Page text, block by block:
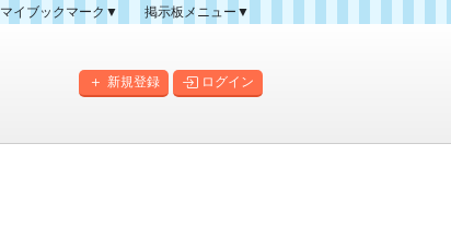
マイブックマーク▼
掲示板メニュー▼
掲示板マップ
新規登録 ログイン